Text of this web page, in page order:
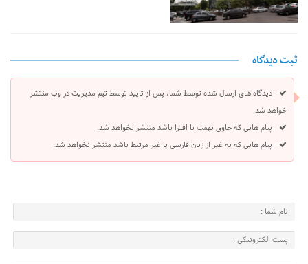
ثبت دیدگاه
دیدگاه های ارسال شده توسط شما، پس از تایید توسط تیم مدیریت در وب منتشر
خواهد شد.
پیام هایی که حاوی تهمت یا افترا باشد منتشر نخواهد شد.
پیام هایی که به غیر از زبان فارسی یا غیر مرتبط باشد منتشر نخواهد شد.